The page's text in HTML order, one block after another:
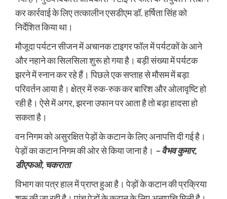
कर कार्रवाई के लिए तत्कालीन एसडीएम डॉ. हर्षिता सिंह को
निर्देशित किया था।
मौजूदा पर्यटन सीजन में अचानक टाइगर फॉल में पर्यटकों के आने
और नहाने का सिलसिला शुरू हो गया है। बड़ी संख्या में पर्यटक
झरने में स्नान कर रहे हैं। पिछले एक सप्ताह से मौसम में बड़ा
परिवर्तन आया है। क्षेत्र में रुक-रुक कर बारिश और ओलावृष्टि हो
रही है। ऐसे में अगर, झरना उफान पर आता है तो बड़ा हादसा हो
सकता है।
वन निगम को असुरक्षित पेड़ों के कटान के लिए अनापत्ति दी गई है।
पेड़ों का कटान निगम की ओर से किया जाना है। – वैभव कुमार,
डीएफओ, चकराता
विभाग का पत्र हाल में प्राप्त हुआ है। पेड़ों के कटान की प्रक्रिया